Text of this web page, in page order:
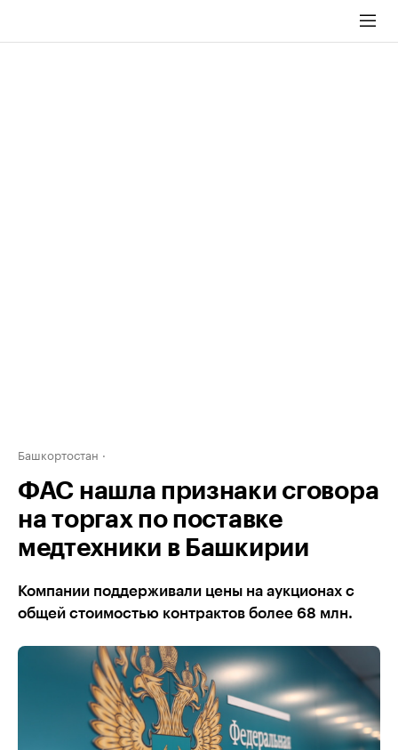
Башкортостан
ФАС нашла признаки сговора
на торгах по поставке
медтехники в Башкирии
Компании поддерживали цены на аукционах с
общей стоимостью контрактов более 68 млн.